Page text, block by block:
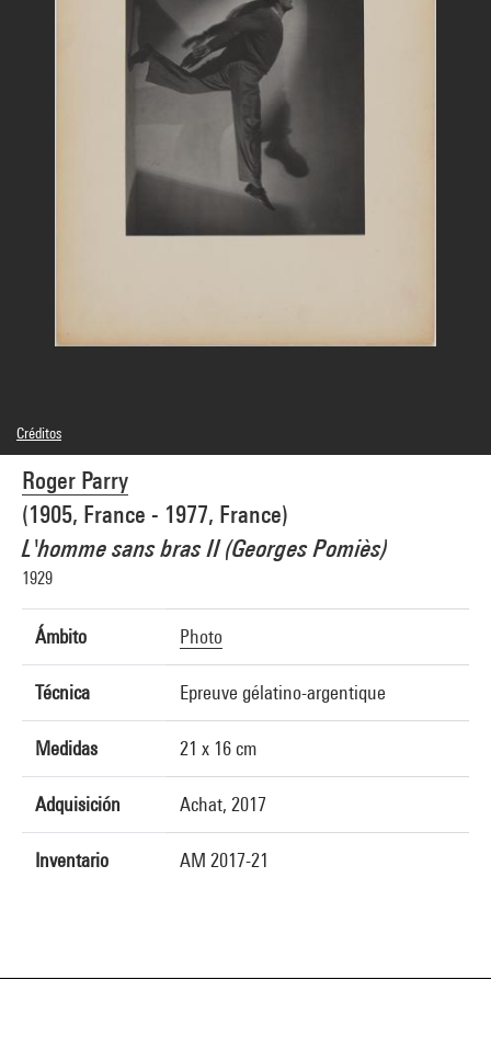
Roger Parry
(1905, France - 1977, France)
L'homme sans bras II (Georges Pomiès)
1929
Ámbito Photo
Técnica Epreuve gélatino-argentique
Medidas 21 x 16 cm
Adquisición Achat, 2017
Inventario AM 2017-21
Créditos
© RMN-Grand Palais
Créditos fotográficos : Centre Pompidou, MNAM-CCI/Philippe Migeat/Dist.
GrandPalaisRmn
Referencia de la imagen : 4N86224
Difusión de la imagen :GrandPalaisRmnPhoto